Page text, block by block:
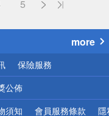
5
more
保險服務
公佈
須知 會員服務條款 隱